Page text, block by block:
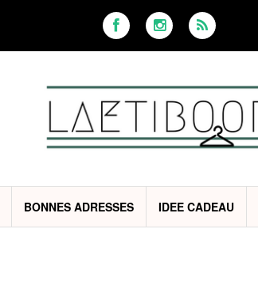
BONNES ADRESSES IDEE CADEAU